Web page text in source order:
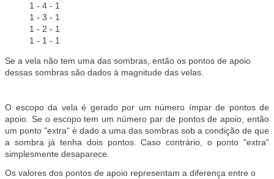
1 - 4 - 1
1 - 3 - 1
1 - 2 - 1
1 - 1 - 1
Se a vela não tem uma das sombras, então os pontos de apoio
dessas sombras são dados à magnitude das velas.
O escopo da vela é gerado por um número ímpar de pontos de
apoio. Se o escopo tem um número par de pontos de apoio, então
um ponto "extra" é dado a uma das sombras sob a condição de que
a sombra já tenha dois pontos. Caso contrário, o ponto "extra"
simplesmente desaparece.
Os valores dos pontos de apoio representam a diferença entre o